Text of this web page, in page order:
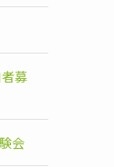
募
会